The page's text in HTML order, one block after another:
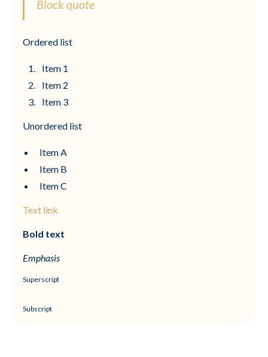
Block quote
Ordered list
Item 1
Item 2
Item 3
Unordered list
Item A
Item B
Item C
Text link
Bold text
Emphasis
Superscript
Subscript